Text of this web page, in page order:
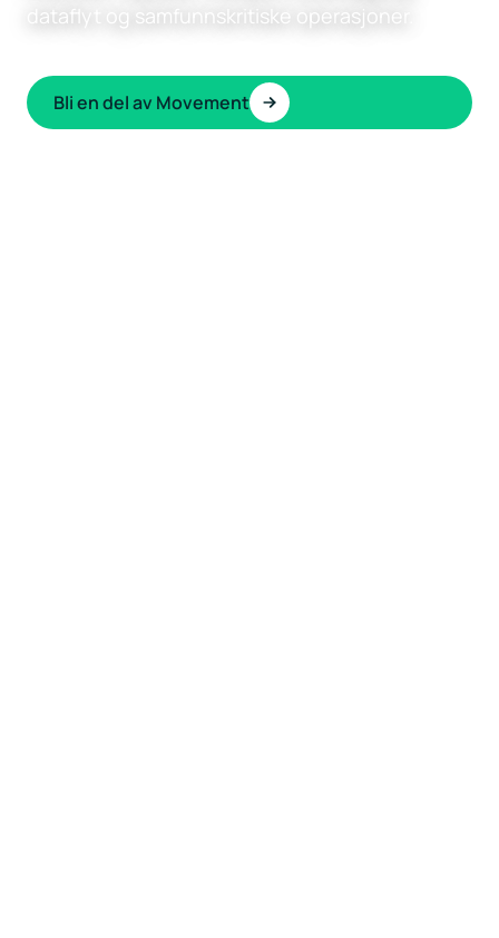
dataflyt og samfunnskritiske operasjoner.
Bli en del av Movement